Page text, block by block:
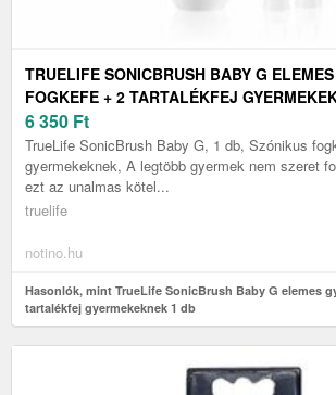
TRUELIFE SONICBRUSH BABY G
FOGKEFE + 2 TARTALÉKFEJ
6 350 Ft
TrueLife SonicBrush Baby G, 1 db, Szónikus
gyermekeknek, A legtöbb gyermek nem szeret
ezt az unalmas kötel...
truelife
notino.hu
Hasonlók, mint TrueLife SonicBrush Baby G elemes
tartalékfej gyermekeknek 1 db